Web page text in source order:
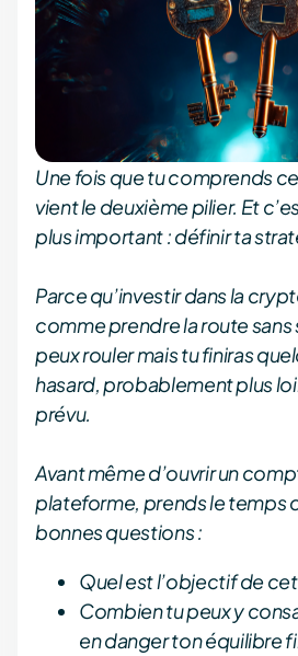
Une fois que tu comprends
vient le deuxième pilier. Et
plus important : définir ta
Parce qu’investir dans la
comme prendre la route sans
peux rouler mais tu finiras
hasard, probablement plus
prévu.
Avant même d’ouvrir un
plateforme, prends le temps
bonnes questions :
Quel est l’objectif de
Combien tu peux y
en danger ton équilibre